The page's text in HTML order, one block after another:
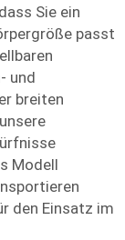
Sie ein
passt
und
breiten
Modell
den Einsatz im